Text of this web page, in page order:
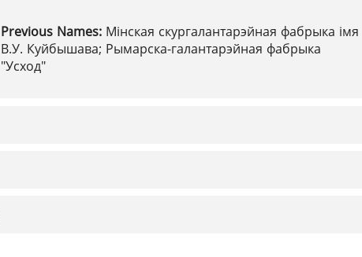
Previous Names: Мінская скургалантарэйная фабрыка імя
В.У. Куйбышава; Рымарска-галантарэйная фабрыка
"Усход"